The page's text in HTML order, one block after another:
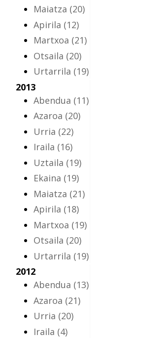
Maiatza (20)
Apirila (12)
Martxoa (21)
Otsaila (20)
Urtarrila (19)
2013
Abendua (11)
Azaroa (20)
Urria (22)
Iraila (16)
Uztaila (19)
Ekaina (19)
Maiatza (21)
Apirila (18)
Martxoa (19)
Otsaila (20)
Urtarrila (19)
2012
Abendua (13)
Azaroa (21)
Urria (20)
Iraila (4)